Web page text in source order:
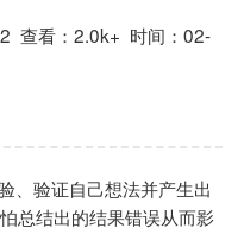
查看：2.0k+ 时间：02-
、验证自己想法并产生出
总结出的结果错误从而影